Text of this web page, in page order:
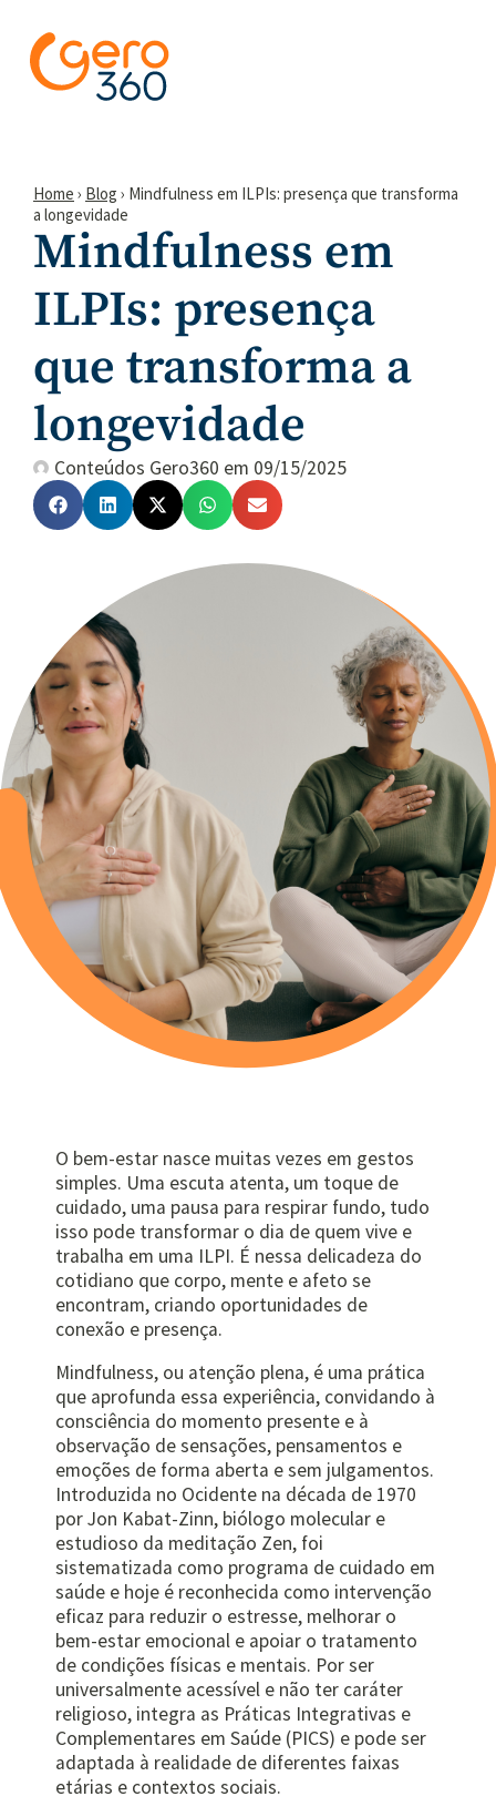
Home › Blog › Mindfulness em ILPIs: presença que transforma
a longevidade
Mindfulness em
ILPIs: presença
que transforma a
longevidade
Conteúdos Gero360 em 09/15/2025
O bem-estar nasce muitas vezes em gestos
simples. Uma escuta atenta, um toque de
cuidado, uma pausa para respirar fundo, tudo
isso pode transformar o dia de quem vive e
trabalha em uma ILPI. É nessa delicadeza do
cotidiano que corpo, mente e afeto se
encontram, criando oportunidades de
conexão e presença.
Mindfulness, ou atenção plena, é uma prática
que aprofunda essa experiência, convidando à
consciência do momento presente e à
observação de sensações, pensamentos e
emoções de forma aberta e sem julgamentos.
Introduzida no Ocidente na década de 1970
por Jon Kabat-Zinn, biólogo molecular e
estudioso da meditação Zen, foi
sistematizada como programa de cuidado em
saúde e hoje é reconhecida como intervenção
eficaz para reduzir o estresse, melhorar o
bem-estar emocional e apoiar o tratamento
de condições físicas e mentais. Por ser
universalmente acessível e não ter caráter
religioso, integra as Práticas Integrativas e
Complementares em Saúde (PICS) e pode ser
adaptada à realidade de diferentes faixas
etárias e contextos sociais.